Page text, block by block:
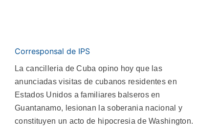
Corresponsal de IPS
La cancilleria de Cuba opino hoy que las
anunciadas visitas de cubanos residentes en
Estados Unidos a familiares balseros en
Guantanamo, lesionan la soberania nacional y
constituyen un acto de hipocresia de Washington.